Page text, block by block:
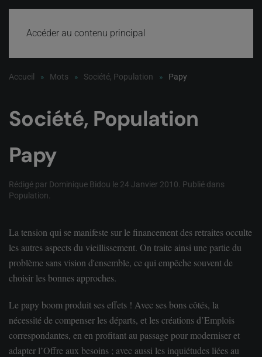
Accéder au contenu principal
Accueil Mots Société, Population Papy
Société, Population
Papy
Rédigé par Dominique Bidou le 24 Janvier 2010 . Publié dans
Population
La tension qui se manifeste sur le financement des retraites occulte
les autres aspects du vieillissement. On traite ainsi une partie du
problème sans vision d'ensemble, ce qui empêche souvent de
choisir les bonnes approches.
Le papy boom produit ses effets ! Avec ses bons côtés, la
nécessité de compenser les départs, et les créations d’Emplois
correspondantes, en en profitant au passage pour moderniser et
adapter l’Offreaux besoins ; avec aussi les inquiétudes liées au